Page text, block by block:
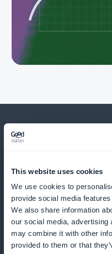
This website uses cookies
We use cookies to
provide social media
We also share information
our social media, advertising
may combine it with other
provided to them or that
Distribuire articoli